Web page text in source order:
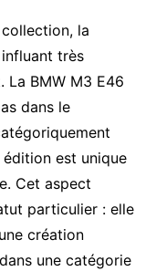
la
très
La BMW M3 E46
dans le
est unique
Cet aspect
particulier : elle
création
une catégorie